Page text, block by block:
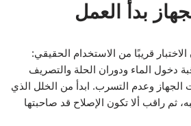
بدأ العمل
قريبًا من الاستخدام الحقيقي:
دخول الماء ودوران الحلة والتصريف
الجهاز وعدم التسرب. ابدأ من الخلل الذي
ثم راقب ألا تكون الإصلاح قد صاحبتها